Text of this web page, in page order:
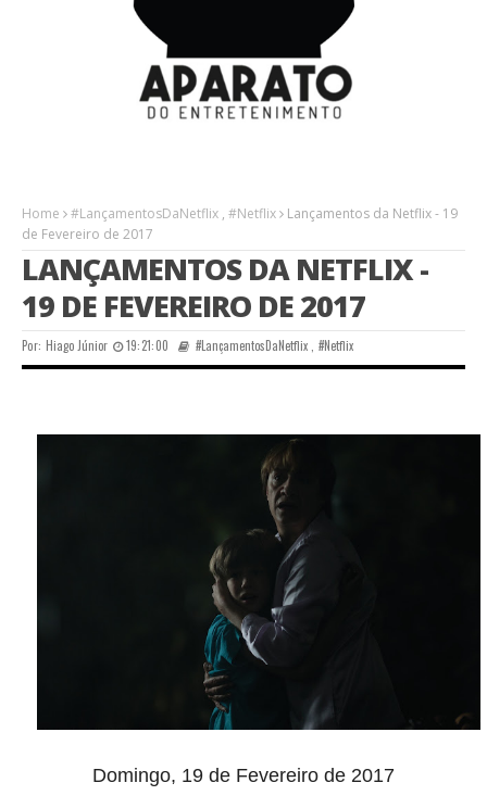
Home #LançamentosDaNetflix , #Netflix
Lançamentos da Netflix - 19
de Fevereiro de 2017
LANÇAMENTOS DA NETFLIX -
19 DE FEVEREIRO DE 2017
Por: Hiago Júnior 19:21:00 #LançamentosDaNetflix ,#Netflix
Domingo, 19 de Fevereiro de 2017